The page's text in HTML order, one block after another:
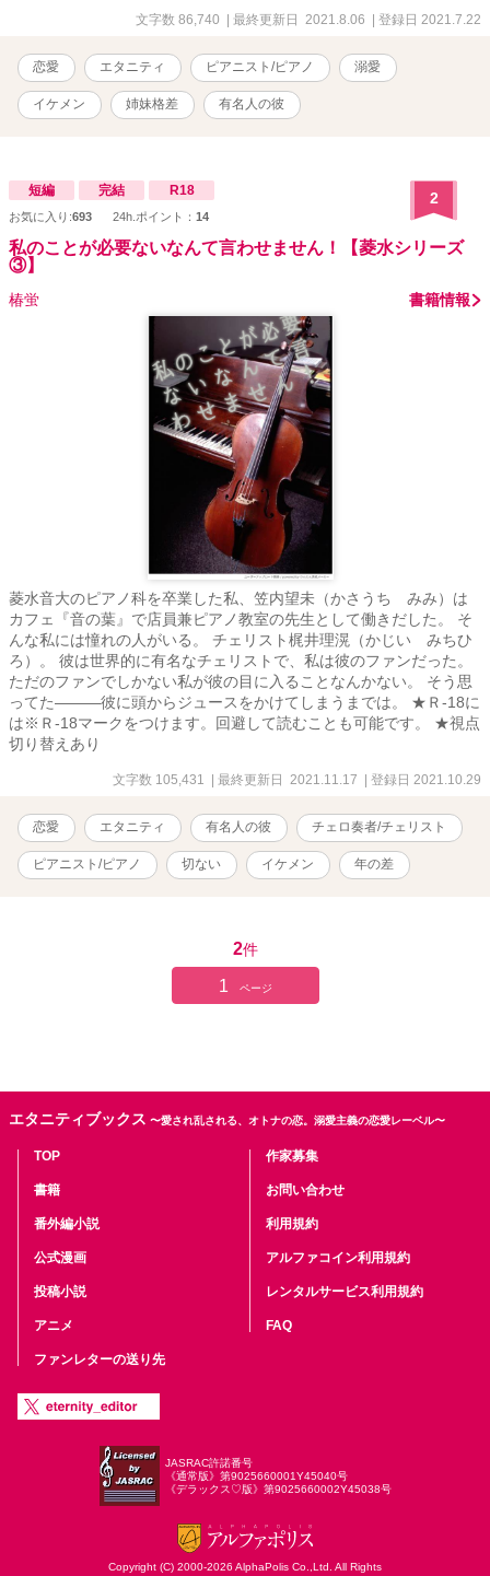
文字数 86,740 | 最終更新日 2021.8.06 | 登録日 2021.7.22
恋愛 エタニティ ピアニスト/ピアノ 溺愛
イケメン 姉妹格差 有名人の彼
短編 完結 R18
お気に入り:693 24h.ポイント： 14
2
私のことが必要ないなんて言わせません！【菱水シリーズ
③】
椿蛍 書籍情報
菱水音大のピアノ科を卒業した私、笠内望未（かさうち みみ）は
カフェ『音の葉』で店員兼ピアノ教室の先生として働きだした。 そ
んな私には憧れの人がいる。 チェリスト梶井理滉（かじい みちひ
ろ）。 彼は世界的に有名なチェリストで、私は彼のファンだった。
ただのファンでしかない私が彼の目に入ることなんかない。 そう思
ってた―――彼に頭からジュースをかけてしまうまでは。 ★Ｒ-18に
は※Ｒ-18マークをつけます。回避して読むことも可能です。 ★視点
切り替えあり
文字数 105,431 | 最終更新日 2021.11.17 | 登録日 2021.10.29
恋愛 エタニティ 有名人の彼 チェロ奏者/チェリスト
ピアニスト/ピアノ 切ない イケメン 年の差
2件
1 ページ
エタニティブックス 〜愛され乱される、オトナの恋。溺愛主義の恋愛レーベル〜
TOP
書籍
番外編小説
公式漫画
投稿小説
アニメ
ファンレターの送り先
作家募集
お問い合わせ
利用規約
アルファコイン利用規約
レンタルサービス利用規約
FAQ
JASRAC許諾番号
《通常版》第9025660001Y45040号
《デラックス♡版》第9025660002Y45038号
Copyright (C) 2000-2026 AlphaPolis Co.,Ltd. All Rights